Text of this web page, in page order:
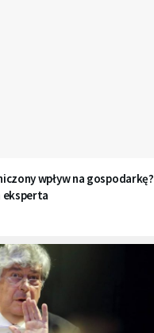
wpływ na gospodarkę?
eksperta